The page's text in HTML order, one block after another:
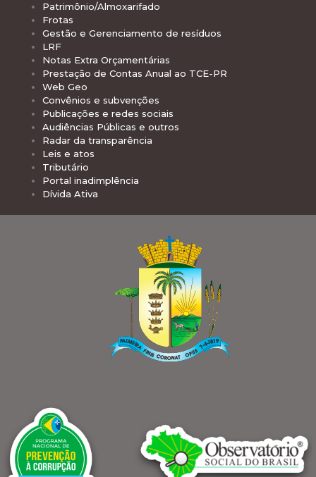
Patrimônio/Almoxarifado
Frotas
Gestão e Gerenciamento de resíduos
LRF
Notas Extra Orçamentárias
Prestação de Contas Anual ao TCE-PR
Web Geo
Convênios e subvenções
Publicações e redes sociais
Audiências Públicas e outros
Radar da transparência
Leis e atos
Tributário
Portal inadimplência
Dívida Ativa